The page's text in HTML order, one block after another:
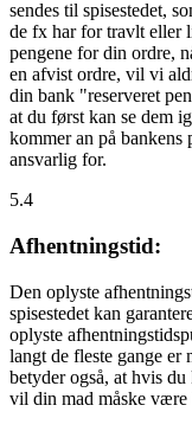
sendes til spisestedet,
de fx har for travlt eller
pengene for din ordre,
en afvist ordre, vil vi
din bank "reserveret
at du først kan se dem
kommer an på
ansvarlig for.
5.4
Afhentningstid:
Den oplyste
spisestedet kan
oplyste
langt de fleste gange er
betyder også, at hvis
vil din mad måske være